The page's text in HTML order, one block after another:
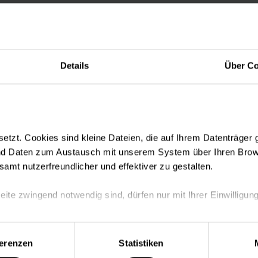
Details Über
Cookies sind kleine Dateien, die auf Ihrem Datenträger
Daten zum Austausch mit unserem System über Ihren
nutzerfreundlicher und effektiver zu gestalten.
zwingend notwendig sind, dürfen nur mit Ihrer
notwendigen Cookies zu benutzen, eine individuelle Auswahl
Auswahl von „Alle Cookies akzeptieren“ in die
Statistiken
Ziel